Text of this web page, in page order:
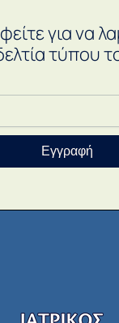
για να
τύπου
Εγγραφή